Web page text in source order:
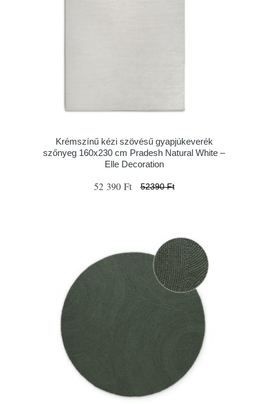
Krémszínű kézi szövésű gyapjúkeverék
szőnyeg 160x230 cm Pradesh Natural White –
Elle Decoration
52 390 Ft 52390 Ft